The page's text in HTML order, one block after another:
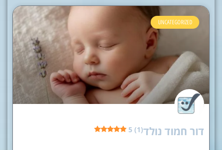
UNCATEGORIZED
דור חמוד נולד5 (1)